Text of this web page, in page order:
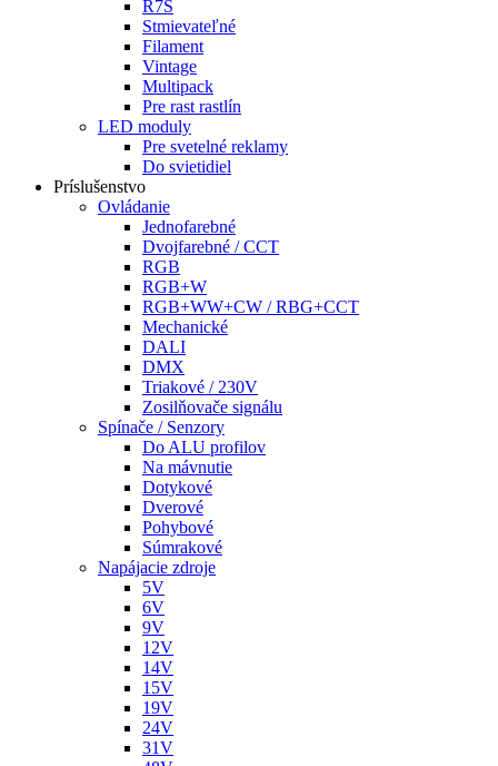
R7S
Stmievateľné
Filament
Vintage
Multipack
Pre rast rastlín
LED moduly
Pre svetelné reklamy
Do svietidiel
Príslušenstvo
Ovládanie
Jednofarebné
Dvojfarebné / CCT
RGB
RGB+W
RGB+WW+CW / RBG+CCT
Mechanické
DALI
DMX
Triakové / 230V
Zosilňovače signálu
Spínače / Senzory
Do ALU profilov
Na mávnutie
Dotykové
Dverové
Pohybové
Súmrakové
Napájacie zdroje
5V
6V
9V
12V
14V
15V
19V
24V
31V